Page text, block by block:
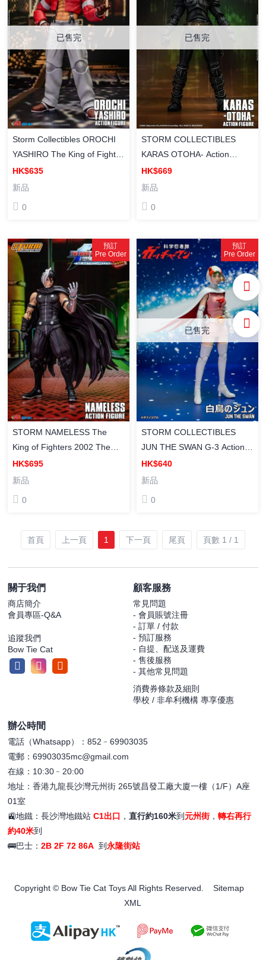
已售完
Storm Collectibles OROCHI
YASHIRO The King of Fighter
‘98 UM 拳皇 98 七枷社 成品
可動人偶
HK$635
新品
0
已售完
STORM COLLECTIBLES
KARAS OTOHA- Action
Figure 1/12 成品可動人偶
HK$669
新品
0
預訂
Pre Order
STORM NAMELESS The
King of Fighters 2002 The
King of Fighters (格鬥天王系
列) 拳王 2002 無名 成品可動
HK$695
新品
0
預訂
Pre Order
已售完
STORM COLLECTIBLES
JUN THE SWAN G-3 Action
Figure 科學小飛俠 JUN THE
SWAN G-3 3號珍珍 成品可動
HK$640
新品
0
首頁 上一頁 1 下一頁 尾頁 頁數 1 / 1
關于我們
商店簡介
會員專區-Q&A
追蹤我們
Bow Tie Cat
顧客服務
常見問題
- 會員賬號注冊
- 訂單 / 付款
- 預訂服務
- 自提、配送及運費
- 售後服務
- 其他常見問題
消費券條款及細則
學校 / 非牟利機構 專享優惠
辦公時間
電話（Whatsapp）：852﹣69903035
電郵：69903035mc@gmail.com
在線：10:30﹣20:00
地址：香港九龍長沙灣元州街 265號昌發工廠大廈一樓（1/F）A座
01室
🚉地鐵：長沙灣地鐵站C1出口 ，直行約160米到 元州街，轉右再行
約40米到
🚌巴士：2B 2F 72 86A 到永隆街站
Copyright © Bow Tie Cat Toys All Rights Reserved.Sitemap
XML